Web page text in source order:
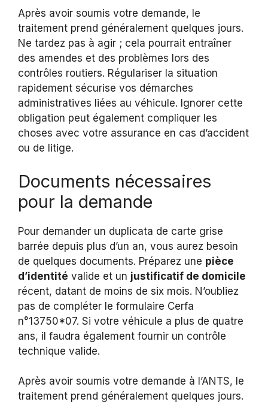
Après avoir soumis votre demande, le
traitement prend généralement quelques jours.
Ne tardez pas à agir ; cela pourrait entraîner
des amendes et des problèmes lors des
contrôles routiers. Régulariser la situation
rapidement sécurise vos démarches
administratives liées au véhicule. Ignorer cette
obligation peut également compliquer les
choses avec votre assurance en cas d’accident
ou de litige.
Documents nécessaires
pour la demande
Pour demander un duplicata de carte grise
barrée depuis plus d’un an, vous aurez besoin
de quelques documents. Préparez une pièce
d’identité valide et un justificatif de domicile
récent, datant de moins de six mois. N’oubliez
pas de compléter le formulaire Cerfa
n°13750*07. Si votre véhicule a plus de quatre
ans, il faudra également fournir un contrôle
technique valide.
Après avoir soumis votre demande à l’ANTS, le
traitement prend généralement quelques jours.